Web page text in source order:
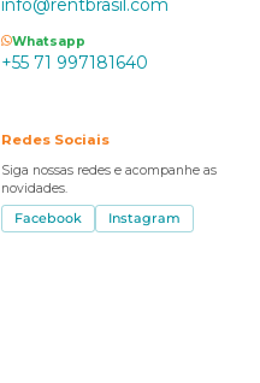
info@rentbrasil.com
Whatsapp
+55 71 997181640
Redes Sociais
Siga nossas redes e acompanhe as
novidades.
Facebook
Instagram